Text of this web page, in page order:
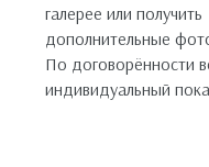
галерее или получить
дополнительные
По договорённости
индивидуальный